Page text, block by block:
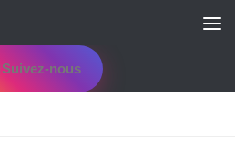
Suivez-nous